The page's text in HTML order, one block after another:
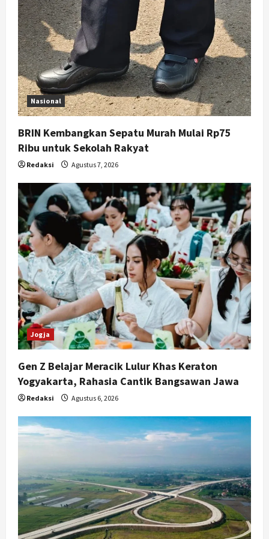
Nasional
BRIN Kembangkan Sepatu Murah Mulai Rp75
Ribu untuk Sekolah Rakyat
Redaksi Agustus 7, 2026
Jogja
Gen Z Belajar Meracik Lulur Khas Keraton
Yogyakarta, Rahasia Cantik Bangsawan Jawa
Redaksi Agustus 6, 2026